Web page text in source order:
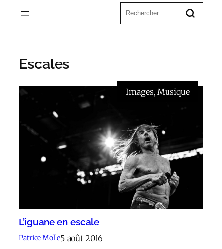
Escales
Images, Musique
L’iguane en escale
Patrice Molle5 août 2016